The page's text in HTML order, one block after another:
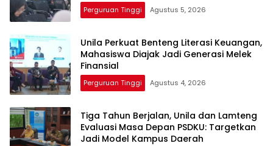
Perguruan Tinggi Agustus 5, 2026
Unila Perkuat Benteng Literasi Keuangan,
Mahasiswa Diajak Jadi Generasi Melek
Finansial
Perguruan Tinggi Agustus 4, 2026
Tiga Tahun Berjalan, Unila dan Lamteng
Evaluasi Masa Depan PSDKU: Targetkan
Jadi Model Kampus Daerah